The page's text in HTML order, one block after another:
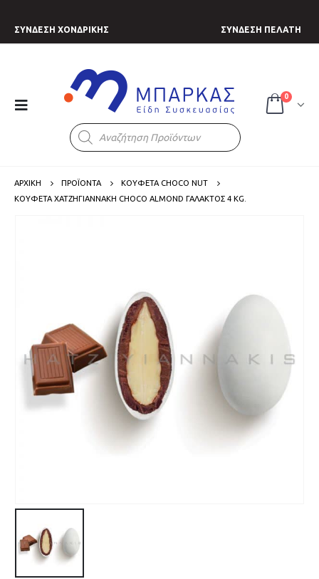
ΣΥΝΔΕΣΗ ΧΟΝΔΡΙΚΗΣ ΣΥΝΔΕΣΗ ΠΕΛΑΤΗ
Products
search
0
ΑΡΧΙΚΗ ΠΡΟΪΟΝΤΑ
ΚΟΥΦΕΤΑ CHOCO NUT
ΚΟΥΦΈΤΑ ΧΑΤΖΗΓΙΑΝΝΆΚΗ CHOCO ALMOND ΓΆΛΑΚΤΟΣ 4 KG.